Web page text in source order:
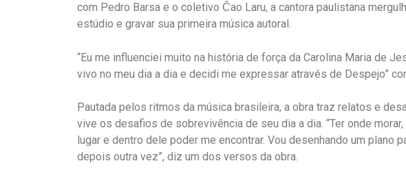
com Pedro Barsa e o coletivo Čao Laru, a cantora paulistana
estúdio e gravar sua primeira música autoral.
“Eu me influenciei muito na história de força da Carolina Maria de
vivo no meu dia a dia e decidi me expressar através de Despejo”
Pautada pelos ritmos da música brasileira, a obra traz relatos e
vive os desafios de sobrevivência de seu dia a dia. “Ter onde
lugar e dentro dele poder me encontrar. Vou desenhando um plano
depois outra vez”, diz um dos versos da obra.